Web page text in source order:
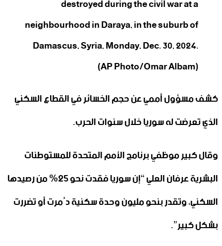
destroyed during the civil war at a
neighbourhood in Daraya, in the suburb of
Damascus, Syria, Monday, Dec. 30, 2024.
(AP Photo/Omar Albam)
كشف مسؤول أممي عن حجم الخسائر في القطاع السكني
الذي تعرضت له سوريا خلال سنوات الحرب.
وقال كبير موظفي برنامج الأمم المتحدة للمستوطنات
البشرية عرفان العلي “إن سوريا فقدت نحو 25% من رصيدها
السكني، وتقدر بنحو مليون وحدة سكنية دُمرت أو تضررت
بشكل كبير”.